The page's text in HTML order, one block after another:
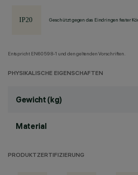
Geschützt gegen das Eindringen fester
Entspricht EN60598-1 und den geltenden Vorschriften.
PHYSIKALISCHE EIGENSCHAFTEN
Gewicht (kg)
Material
PRODUKTZERTIFIZIERUNG